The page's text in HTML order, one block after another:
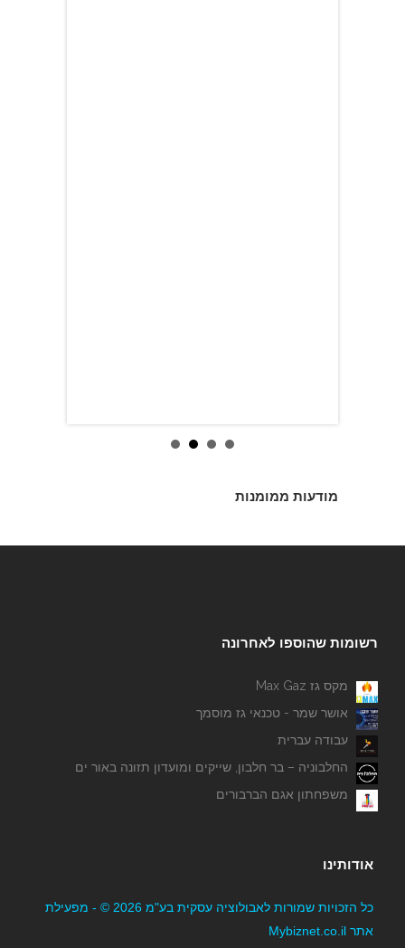
מודעות ממומנות
רשומות שהוספו לאחרונה
מקס גז Max Gaz
אושר שמר - טכנאי גז מוסמך
עבודה עברית
החלבוניה – בר חלבון, שייקים ומועדון תזונה באור ים
משפחתון אגם הברבורים
אודותינו
כל הזכויות שמורות לאבולוציה עסקית בע"מ 2026 © - מפעילת
אתר Mybiznet.co.il